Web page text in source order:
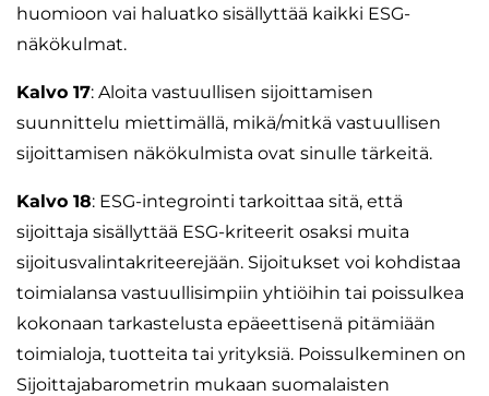
huomioon vai haluatko sisällyttää kaikki ESG-
näkökulmat.
Kalvo 17: Aloita vastuullisen sijoittamisen
suunnittelu miettimällä, mikä/mitkä vastuullisen
sijoittamisen näkökulmista ovat sinulle tärkeitä.
Kalvo 18: ESG-integrointi tarkoittaa sitä, että
sijoittaja sisällyttää ESG-kriteerit osaksi muita
sijoitusvalintakriteerejään. Sijoitukset voi kohdistaa
toimialansa vastuullisimpiin yhtiöihin tai poissulkea
kokonaan tarkastelusta epäeettisenä pitämiään
toimialoja, tuotteita tai yrityksiä. Poissulkeminen on
Sijoittajabarometrin mukaan suomalaisten